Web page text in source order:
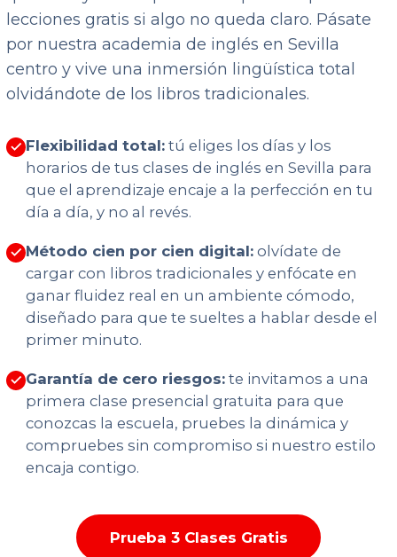
lecciones gratis si algo no queda claro. Pásate
por nuestra academia de inglés en Sevilla
centro y vive una inmersión lingüística total
olvidándote de los libros tradicionales.
Flexibilidad total: tú eliges los días y los
horarios de tus clases de inglés en Sevilla para
que el aprendizaje encaje a la perfección en tu
día a día, y no al revés.
Método cien por cien digital: olvídate de
cargar con libros tradicionales y enfócate en
ganar fluidez real en un ambiente cómodo,
diseñado para que te sueltes a hablar desde el
primer minuto.
Garantía de cero riesgos: te invitamos a una
primera clase presencial gratuita para que
conozcas la escuela, pruebes la dinámica y
compruebes sin compromiso si nuestro estilo
encaja contigo.
Prueba 3 Clases Gratis